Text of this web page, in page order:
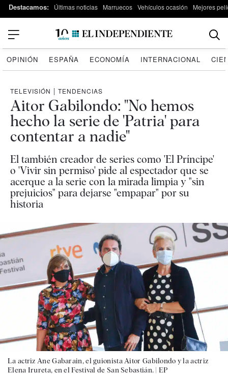
Destacamos: Últimas noticias Marruecos Vehículos ocasión Mejores
OPINIÓN ESPAÑA ECONOMÍA INTERNACIONAL
TELEVISIÓN | TENDENCIAS
Aitor Gabilondo: "No hemos
hecho la serie de 'Patria' para
contentar a nadie"
El también creador de series como 'El Príncipe'
o 'Vivir sin permiso' pide al espectador que se
acerque a la serie con la mirada limpia y "sin
prejuicios" para dejarse "empapar" por su
historia
La actriz Ane Gabarain, el guionista Aitor Gabilondo y la actriz
Elena Irureta, en el Festival de San Sebastián. | EP